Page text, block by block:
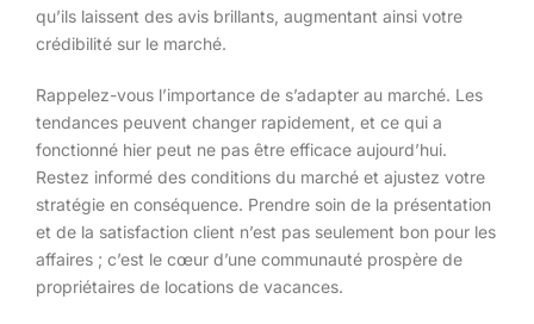
qu’ils laissent des avis brillants, augmentant ainsi votre
crédibilité sur le marché.
Rappelez-vous l’importance de s’adapter au marché. Les
tendances peuvent changer rapidement, et ce qui a
fonctionné hier peut ne pas être efficace aujourd’hui.
Restez informé des conditions du marché et ajustez votre
stratégie en conséquence. Prendre soin de la présentation
et de la satisfaction client n’est pas seulement bon pour les
affaires ; c’est le cœur d’une communauté prospère de
propriétaires de locations de vacances.